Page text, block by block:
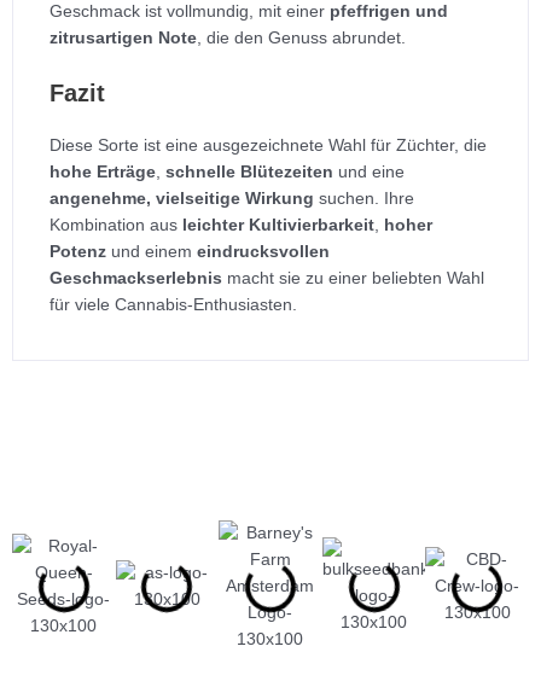
Geschmack ist vollmundig, mit einer pfeffrigen und
zitrusartigen Note , die den Genuss abrundet.
Fazit
Diese Sorte ist eine ausgezeichnete Wahl für Züchter, die
hohe Erträge, schnelle Blütezeiten und eine
angenehme, vielseitige Wirkung suchen. Ihre
Kombination aus leichter Kultivierbarkeit, hoher
Potenz und einem eindrucksvollen
Geschmackserlebnis macht sie zu einer beliebten Wahl
für viele Cannabis-Enthusiasten.